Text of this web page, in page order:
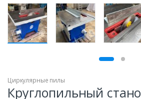
ПРОДАН
Циркулярные пилы
Круглопильный